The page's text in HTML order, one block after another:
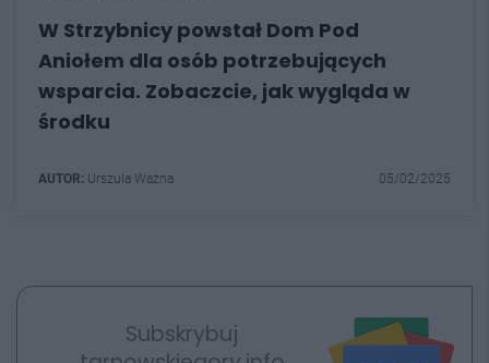
W Strzybnicy powstał Dom Pod
Aniołem dla osób potrzebujących
wsparcia. Zobaczcie, jak wygląda w
środku
AUTOR: Urszula Ważna 05/02/2025
Subskrybuj